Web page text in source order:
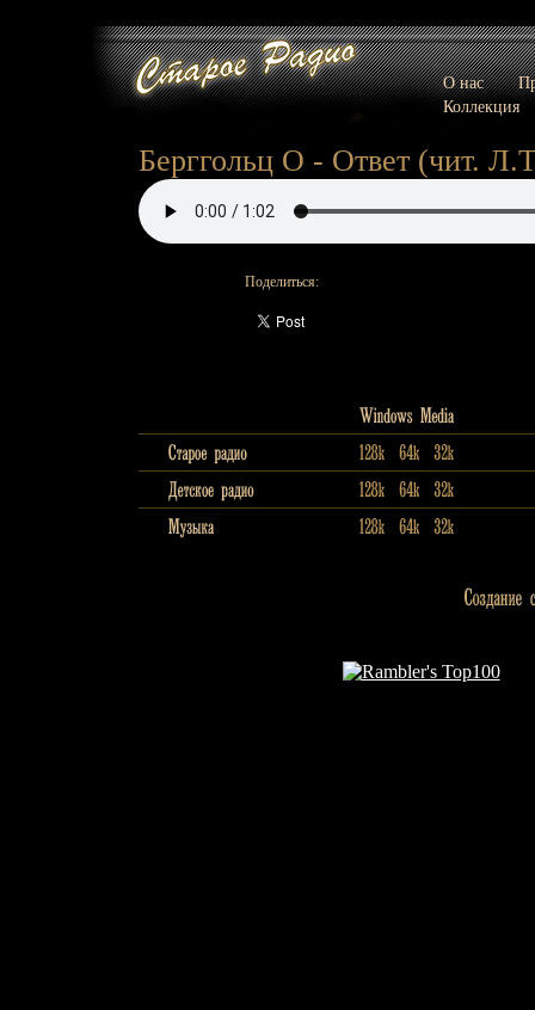
О нас
Коллекция
Берггольц О - Ответ (чит.
Поделиться: